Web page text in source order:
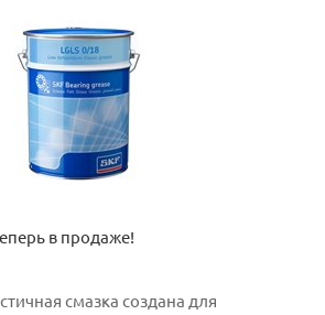
в продаже!
смазка создана для